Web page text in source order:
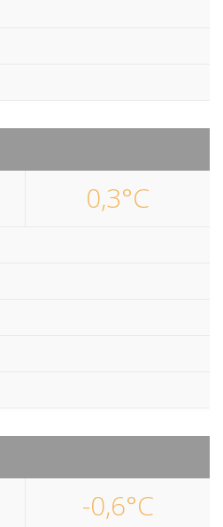
0,3°C
-0,6°C